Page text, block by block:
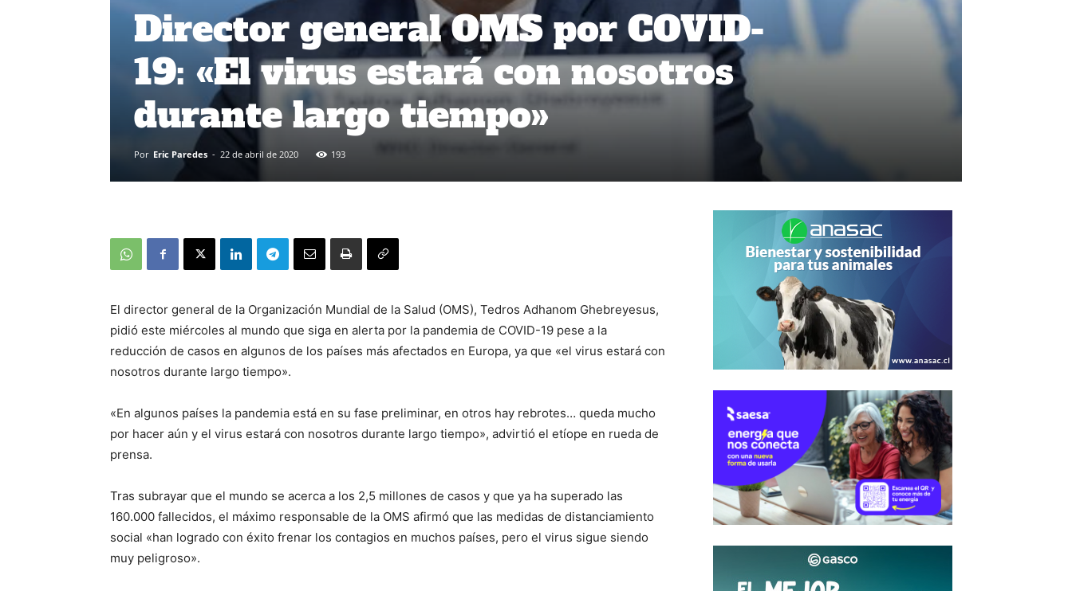
Director general OMS por COVID-
19: «El virus estará con nosotros
durante largo tiempo»
Por Eric Paredes - 22 de abril de 2020 193
El director general de la Organización Mundial de la Salud (OMS), Tedros Adhanom Ghebreyesus,
pidió este miércoles al mundo que siga en alerta por la pandemia de COVID-19 pese a la
reducción de casos en algunos de los países más afectados en Europa, ya que «el virus estará con
nosotros durante largo tiempo».
«En algunos países la pandemia está en su fase preliminar, en otros hay rebrotes… queda mucho
por hacer aún y el virus estará con nosotros durante largo tiempo», advirtió el etíope en rueda de
prensa.
Tras subrayar que el mundo se acerca a los 2,5 millones de casos y que ya ha superado las
160.000 fallecidos, el máximo responsable de la OMS afirmó que las medidas de distanciamiento
social «han logrado con éxito frenar los contagios en muchos países, pero el virus sigue siendo
muy peligroso».